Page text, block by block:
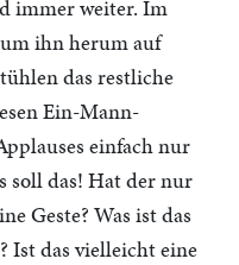
immer weiter. Im
ihn herum auf
das restliche
Ein-Mann-
einfach nur
soll das! Hat der nur
Geste? Was ist das
Ist das vielleicht eine